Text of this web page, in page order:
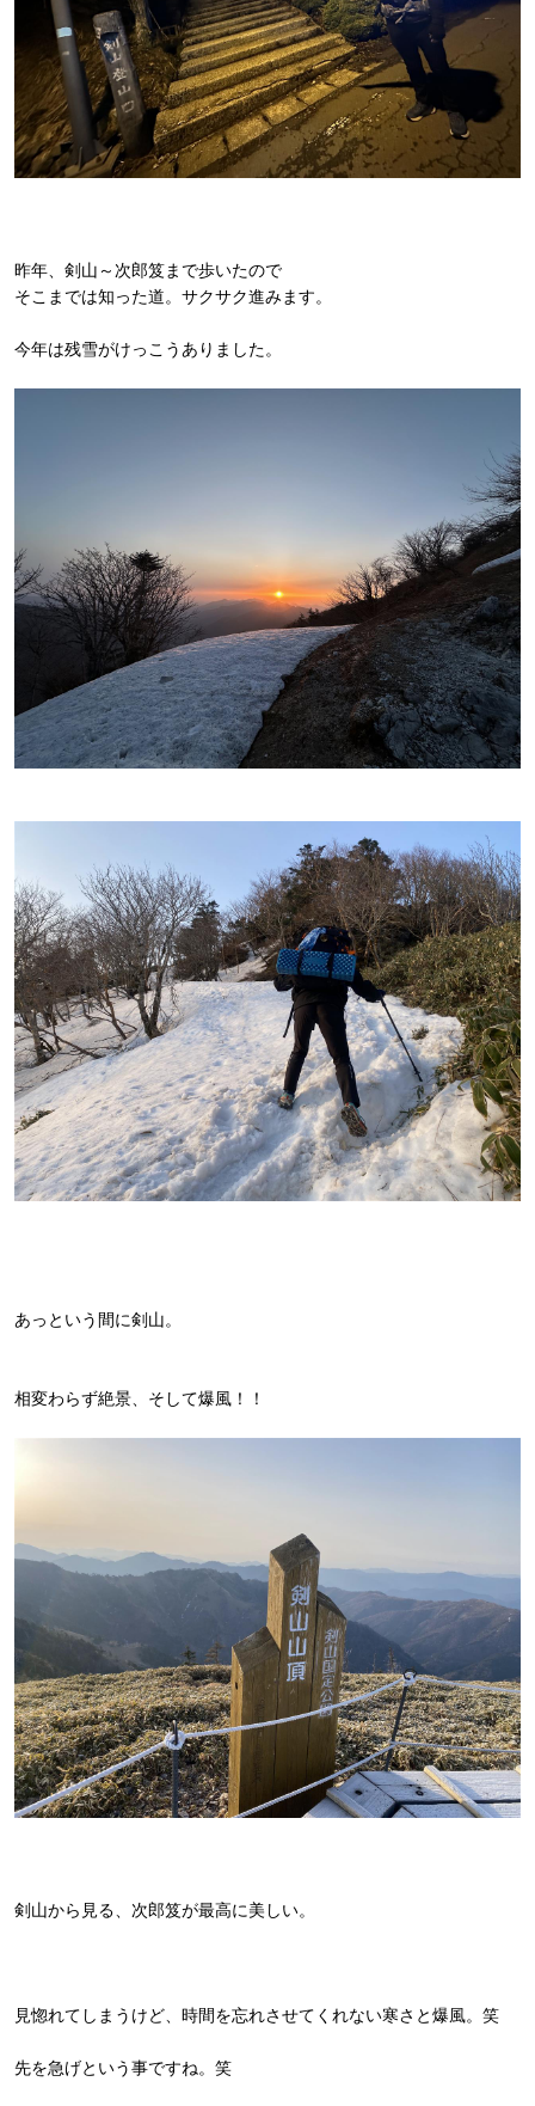
昨年、剣山～次郎笈まで歩いたので
そこまでは知った道。サクサク進みます。
今年は残雪がけっこうありました。
あっという間に剣山。
相変わらず絶景、そして爆風！！
剣山から見る、次郎笈が最高に美しい。
見惚れてしまうけど、時間を忘れさせてくれない寒さと爆風。笑
先を急げという事ですね。笑